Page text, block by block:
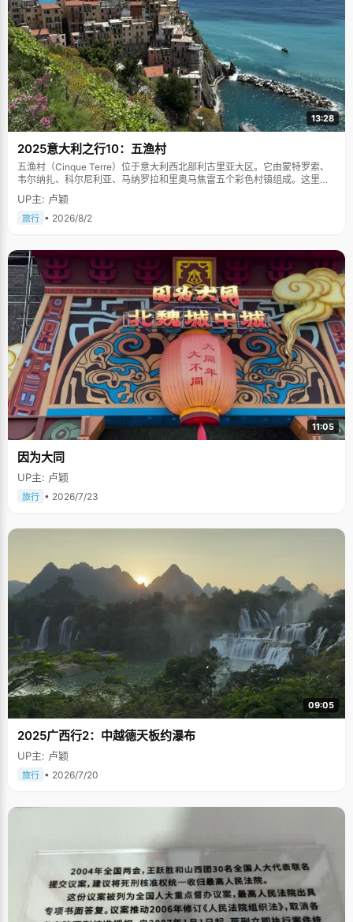
13:28
2025意大利之行10：五渔村
五渔村（Cinque Terre）位于意大利西北部利古里亚大区。它由蒙特罗索、
韦尔纳扎、科尔尼利亚、马纳罗拉和里奥马焦雷五个彩色村镇组成。这里依
山傍海，房屋色彩斑斓，1997年被列为世界文化遗产。
UP主: 卢颖
旅行 • 2026/8/2
11:05
因为大同
UP主: 卢颖
旅行 • 2026/7/23
09:05
2025广西行2：中越德天板约瀑布
UP主: 卢颖
旅行 • 2026/7/20